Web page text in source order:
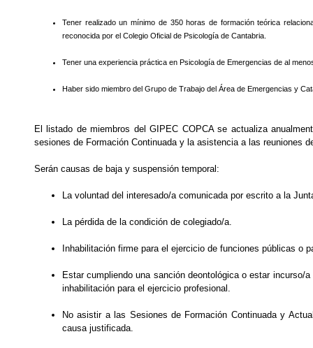
Tener realizado un mínimo de 350 horas de formación teórica
reconocida por el Colegio Oficial de Psicología de Cantabria.
Tener una experiencia práctica en Psicología de Emergencias de al
Haber sido miembro del Grupo de Trabajo del Área de Emergencias y
El listado de miembros del GIPEC COPCA se actualiza
sesiones de Formación Continuada y la asistencia a las reuniones
Serán causas de baja y suspensión temporal:
La voluntad del interesado/a comunicada por escrito a la
La pérdida de la condición de colegiado/a.
Inhabilitación firme para el ejercicio de funciones públicas o
Estar cumpliendo una sanción deontológica o estar incurso/
inhabilitación para el ejercicio profesional.
No asistir a las Sesiones de Formación Continuada y
causa justificada.